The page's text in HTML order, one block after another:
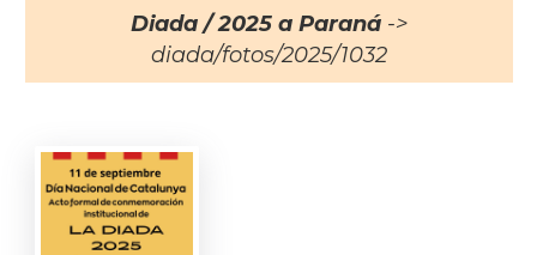
Diada / 2025 a Paraná->
diada/fotos/2025/1032